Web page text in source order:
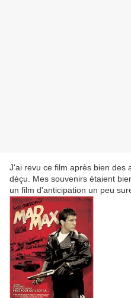
J'ai revu ce film après bien des
déçu. Mes souvenirs étaient
un film d'anticipation un peu